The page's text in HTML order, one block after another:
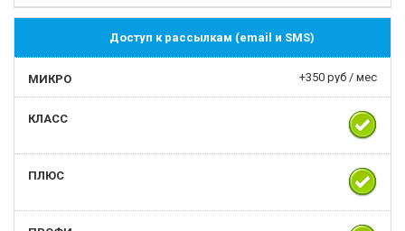
Доступ к рассылкам (email и SMS)
+350 руб / мес